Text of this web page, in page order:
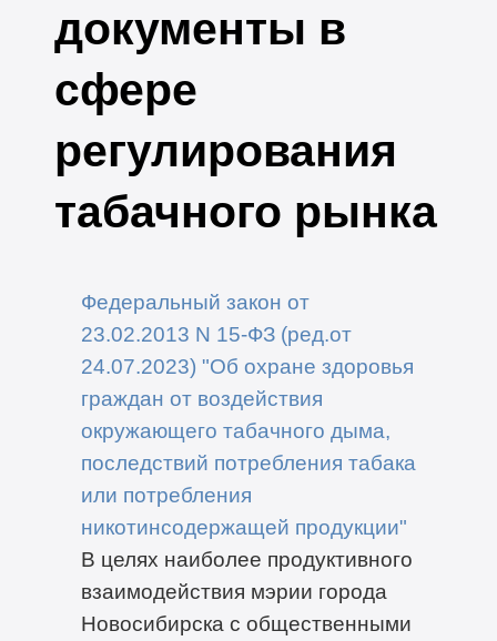
документы в
сфере
регулирования
табачного рынка
Федеральный закон от
23.02.2013 N 15-ФЗ (ред.от
24.07.2023) "Об охране здоровья
граждан от воздействия
окружающего табачного дыма,
последствий потребления табака
или потребления
никотинсодержащей продукции"
В целях наиболее продуктивного
взаимодействия мэрии города
Новосибирска с общественными